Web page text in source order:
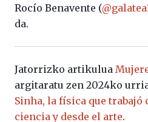
Rocío Benavente (
da.
Jatorrizko artikulua
argitaratu zen 2024ko
Sinha, la física que trabajó
ciencia y desde el arte.